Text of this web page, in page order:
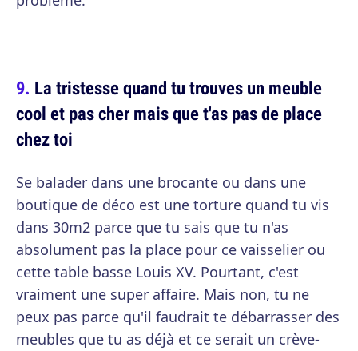
La tristesse quand tu trouves un meuble
cool et pas cher mais que t'as pas de place
chez toi
Se balader dans une brocante ou dans une
boutique de déco est une torture quand tu vis
dans 30m2 parce que tu sais que tu n'as
absolument pas la place pour ce vaisselier ou
cette table basse Louis XV. Pourtant, c'est
vraiment une super affaire. Mais non, tu ne
peux pas parce qu'il faudrait te débarrasser des
meubles que tu as déjà et ce serait un crève-